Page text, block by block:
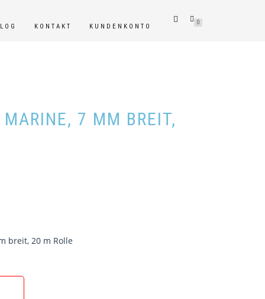
KONTAKT KUNDENKONTO
0
7 MM BREIT,
breit, 20 m Rolle